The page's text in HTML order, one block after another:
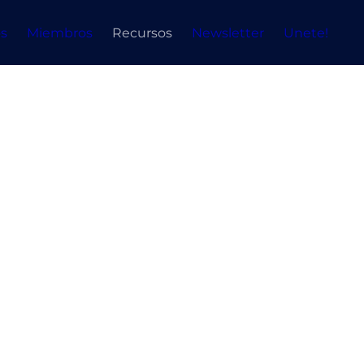
Miembros Recursos Newsletter Unete!